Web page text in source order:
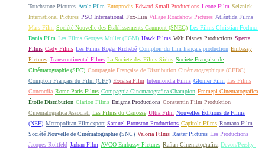
Touchstone Pictures Avala Film Europrodis Edward Small Productions Leone Film Selznick
International Pictures PSO International Fox-Lira Village Roadshow Pictures Atlántida Films
Mars Film Société Nouvelle des Établissements Gaumont (SNEG) Les Films Christian Fechner
Dania Film Les Films Georges Muller (FGM) Hawk Films Walt Disney Productions Specta
Films Cady Films Les Films Roger Richebé Comptoir du film français production Embassy
Pictures Transcontinental Films La Société des Films Sirius Société Française de
Cinématographie (SFC) Compagnie Française de Distribution Cinématographique (CFDC)
Comptoir Français du Film (CFF) Excelsa Film Intermondia Films Glomer Film Les Films
Concordia Rome Paris Films Compagnia Cinematografica Champion Emmepi Cinematografica
Étoile Distribution Clarion Films Enigma Productions Constantin Film Produktion
Cinematografica Associati Les Films du Carrosse Ultra Film Nouvelles Éditions de Films
(NEF) Metropolitan Filmexport Samuel Bronston Productions Capitole Films Romana Film
Société Nouvelle de Cinématographie (SNC) Valoria Films Rastar Pictures Les Productions
Jacques Roitfeld Jadran Film AVCO Embassy Pictures Rafran Cinematografica Devon/Persky-